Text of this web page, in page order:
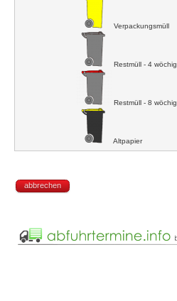
Verpackungsmüll
Restmüll - 4 wöchig
Restmüll - 8 wöchig
Altpapier
abbrechen